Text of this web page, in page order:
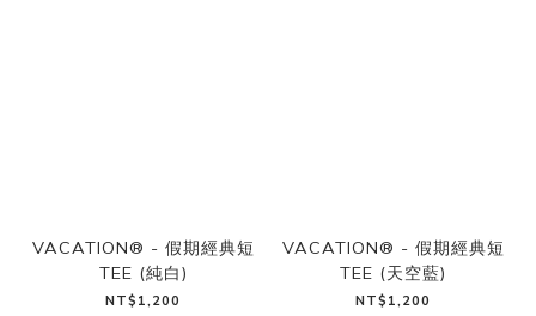
VACATION® - 假期經典短
TEE (純白)
NT$1,200
VACATION® - 假期經典短
TEE (天空藍)
NT$1,200